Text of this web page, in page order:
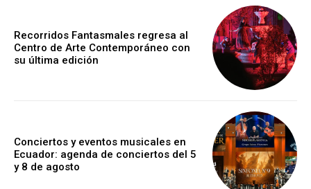
Recorridos Fantasmales regresa al
Centro de Arte Contemporáneo con
su última edición
Conciertos y eventos musicales en
Ecuador: agenda de conciertos del 5
y 8 de agosto